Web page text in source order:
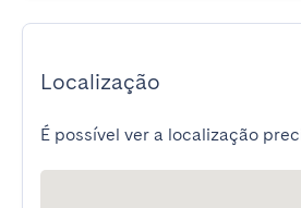
Localização
É possível ver a localização